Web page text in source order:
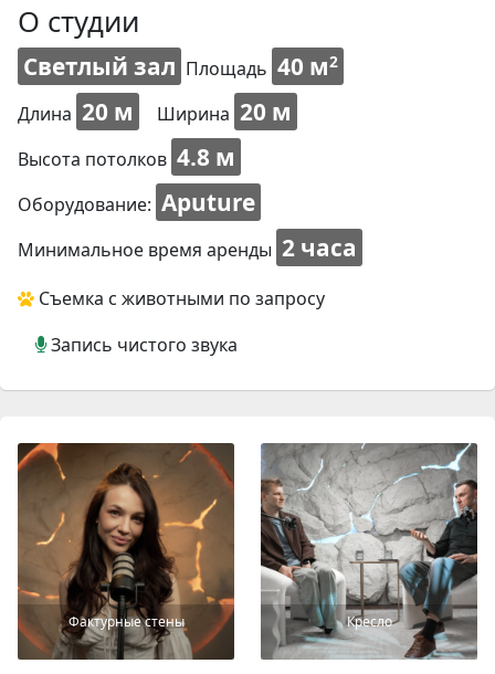
О студии
Светлый зал Площадь 40 м2
Длина 20 м Ширина 20 м
Высота потолков 4.8 м
Оборудование: Aputure
Минимальное время аренды 2 часа
Съемка с животными по запросу
Запись чистого звука
Фактурные стены Кресло